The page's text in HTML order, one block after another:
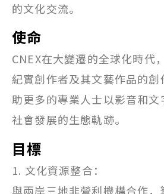
的文化交流。
使命
CNEX在大變遷的全球化時代
紀實創作者及其文藝作品的
助更多的專業人士以影音和
社會發展的生態軌跡。
目標
1. 文化資源整合：
與兩岸三地非營利機構合作，